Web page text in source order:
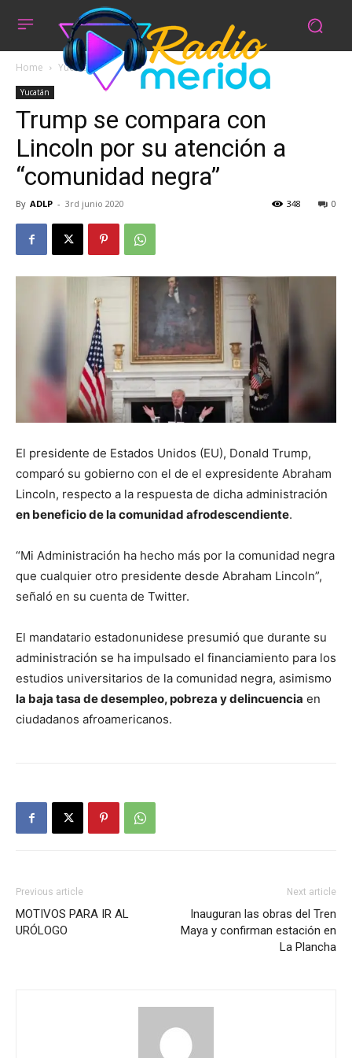
Home Yucatán
Yucatán
Trump se compara con
Lincoln por su atención a
“comunidad negra”
By ADLP - 3rd junio 2020 0
348
El presidente de Estados Unidos (EU), Donald Trump,
comparó su gobierno con el de el expresidente Abraham
Lincoln, respecto a la respuesta de dicha administración
en beneficio de la comunidad afrodescendiente.
“Mi Administración ha hecho más por la comunidad negra
que cualquier otro presidente desde Abraham Lincoln”,
señaló en su cuenta de Twitter.
El mandatario estadonunidese presumió que durante su
administración se ha impulsado el financiamiento para los
estudios universitarios de la comunidad negra, asimismo
la baja tasa de desempleo, pobreza y delincuencia en
ciudadanos afroamericanos.
Previous article
MOTIVOS PARA IR AL
URÓLOGO
Next article
Inauguran las obras del Tren
Maya y confirman estación en
La Plancha